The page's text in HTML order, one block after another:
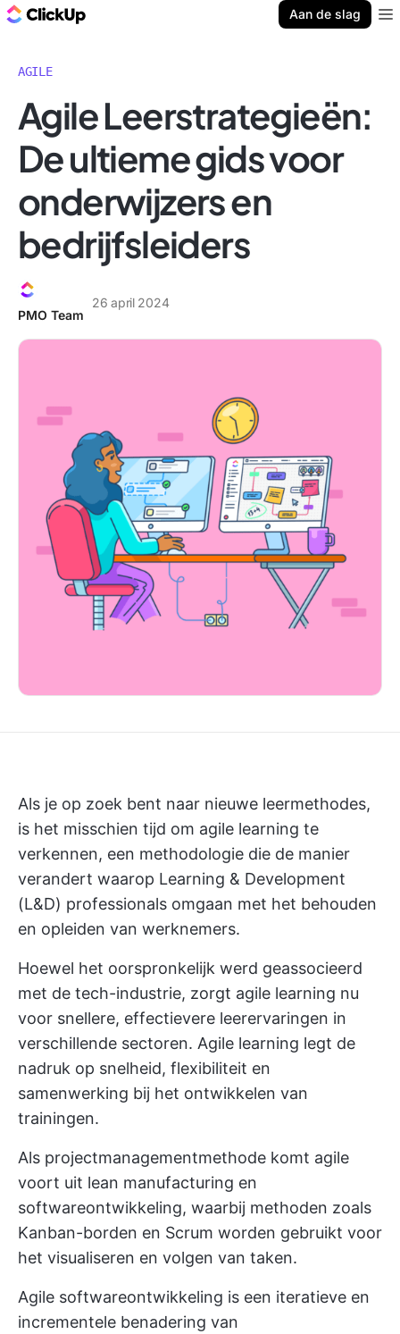
Aan de slag
AGILE
Agile Leerstrategieën:
De ultieme gids voor
onderwijzers en
bedrijfsleiders
PMO Team
26 april 2024
Als je op zoek bent naar nieuwe leermethodes,
is het misschien tijd om agile learning te
verkennen, een methodologie die de manier
verandert waarop Learning & Development
(L&D) professionals omgaan met het behouden
en opleiden van werknemers.
Hoewel het oorspronkelijk werd geassocieerd
met de tech-industrie, zorgt agile learning nu
voor snellere, effectievere leerervaringen in
verschillende sectoren. Agile learning legt de
nadruk op snelheid, flexibiliteit en
samenwerking bij het ontwikkelen van
trainingen.
Als projectmanagementmethode komt agile
voort uit lean manufacturing en
softwareontwikkeling, waarbij methoden zoals
Kanban-borden en Scrum worden gebruikt voor
het visualiseren en volgen van taken.
Agile softwareontwikkeling is een iteratieve en
incrementele benadering van